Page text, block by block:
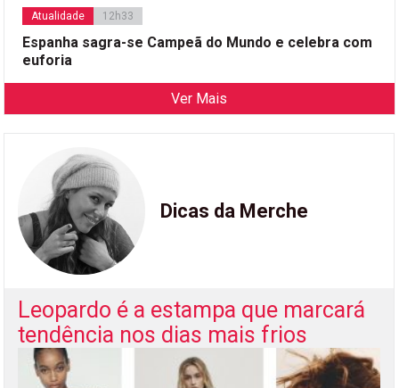
Atualidade 12h33
Espanha sagra-se Campeã do Mundo e celebra com
euforia
Ver Mais
Dicas da Merche
Leopardo é a estampa que marcará
tendência nos dias mais frios